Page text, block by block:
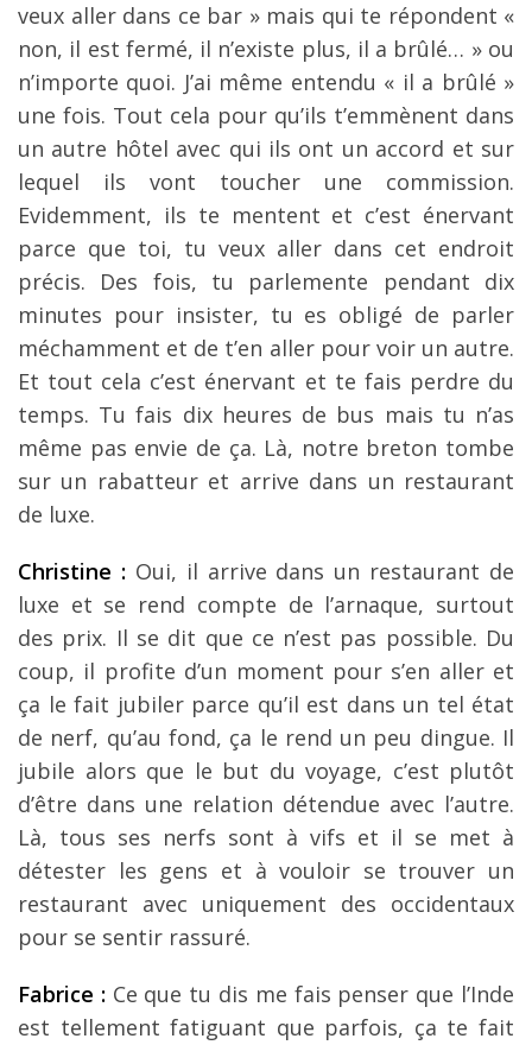
veux aller dans ce bar » mais qui te répondent «
non, il est fermé, il n’existe plus, il a brûlé… » ou
n’importe quoi. J’ai même entendu « il a brûlé »
une fois. Tout cela pour qu’ils t’emmènent dans
un autre hôtel avec qui ils ont un accord et sur
lequel ils vont toucher une commission.
Evidemment, ils te mentent et c’est énervant
parce que toi, tu veux aller dans cet endroit
précis. Des fois, tu parlemente pendant dix
minutes pour insister, tu es obligé de parler
méchamment et de t’en aller pour voir un autre.
Et tout cela c’est énervant et te fais perdre du
temps. Tu fais dix heures de bus mais tu n’as
même pas envie de ça. Là, notre breton tombe
sur un rabatteur et arrive dans un restaurant
de luxe.
Christine :Oui, il arrive dans un restaurant de
luxe et se rend compte de l’arnaque, surtout
des prix. Il se dit que ce n’est pas possible. Du
coup, il profite d’un moment pour s’en aller et
ça le fait jubiler parce qu’il est dans un tel état
de nerf, qu’au fond, ça le rend un peu dingue. Il
jubile alors que le but du voyage, c’est plutôt
d’être dans une relation détendue avec l’autre.
Là, tous ses nerfs sont à vifs et il se met à
détester les gens et à vouloir se trouver un
restaurant avec uniquement des occidentaux
pour se sentir rassuré.
Fabrice :Ce que tu dis me fais penser que l’Inde
est tellement fatiguant que parfois, ça te fait